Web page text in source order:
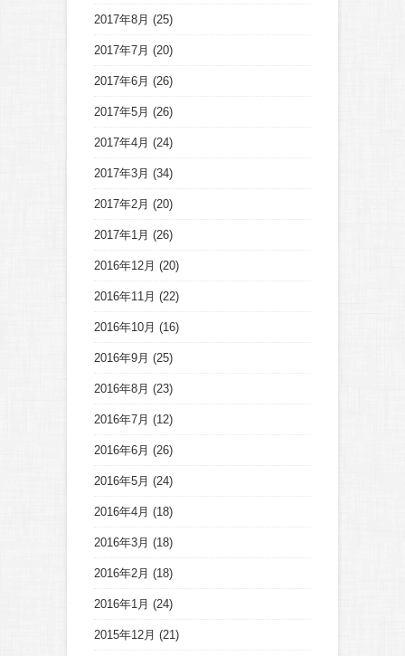
2017年8月 (25)
2017年7月 (20)
2017年6月 (26)
2017年5月 (26)
2017年4月 (24)
2017年3月 (34)
2017年2月 (20)
2017年1月 (26)
2016年12月 (20)
2016年11月 (22)
2016年10月 (16)
2016年9月 (25)
2016年8月 (23)
2016年7月 (12)
2016年6月 (26)
2016年5月 (24)
2016年4月 (18)
2016年3月 (18)
2016年2月 (18)
2016年1月 (24)
2015年12月 (21)